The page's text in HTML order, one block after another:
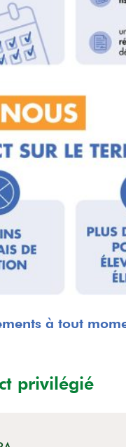
à tout
privilégié